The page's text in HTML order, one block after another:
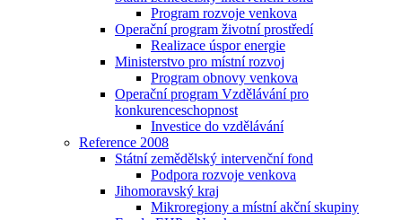
Program rozvoje venkova
Operační program životní prostředí
Realizace úspor energie
Ministerstvo pro místní rozvoj
Program obnovy venkova
Operační program Vzdělávání pro
konkurenceschopnost
Investice do vzdělávání
Reference 2008
Státní zemědělský intervenční fond
Podpora rozvoje venkova
Jihomoravský kraj
Mikroregiony a místní akční skupiny